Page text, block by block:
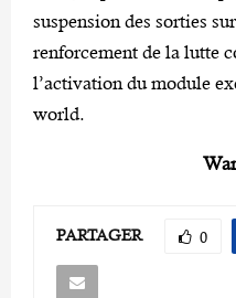
suspension des sorties
renforcement de la lutte
l’activation du module
world.
PARTAGER 0